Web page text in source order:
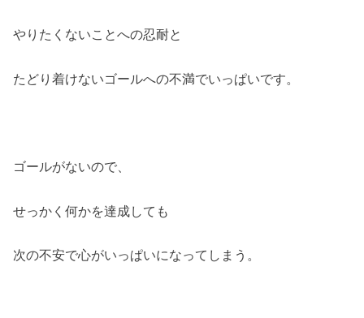
やりたくないことへの忍耐と
たどり着けないゴールへの不満でいっぱいです。
ゴールがないので、
せっかく何かを達成しても
次の不安で心がいっぱいになってしまう。